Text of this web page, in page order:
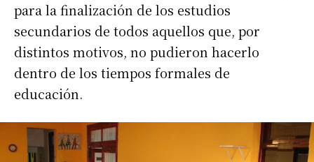
para la finalización de los estudios
secundarios de todos aquellos que, por
distintos motivos, no pudieron hacerlo
dentro de los tiempos formales de
educación.